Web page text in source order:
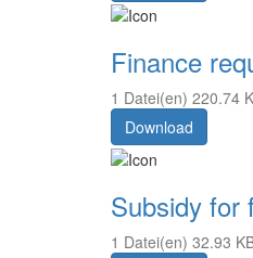
Finance
1 Datei(en) 220.74
Download
Subsidy for
1 Datei(en) 32.93